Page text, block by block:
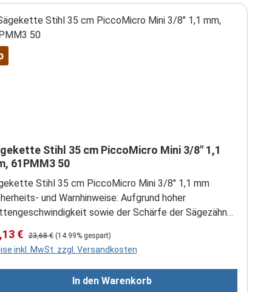
sowohl Hersteller als auch Händler jede Haftung
Es besteht die Gefahr von Rückschlag/ Rückstoß der
und Hineinziehen der Säge in das Holz. Weitere
hierzu erhalten Sie vom Hersteller. Tragen Sie
vorschriftsmäßige Bekleidung und Ausstattung.
Stihl 35 cm PiccoMicro Mini 3/8" 1,1
61PMM3 50
Stihl 35 cm PiccoMicro Mini 3/8" 1,1 mm
und Warnhinweise: Aufgrund hoher
sowie der Schärfe der Sägezähne,
Motorsäge erforderlich. Die Motorsäge nur zum Sägen
Holz und hölzernen Gegenständen verwenden! Für
Zwecke darf die Motorsäge nicht benutzt werden
herrscht Unfallgefahr! Keine Änderungen an der
€ Regulärer Preis:
23,68 € (14.99% gespart)
inkl. MwSt. zzgl. Versandkosten
In den Warenkorb